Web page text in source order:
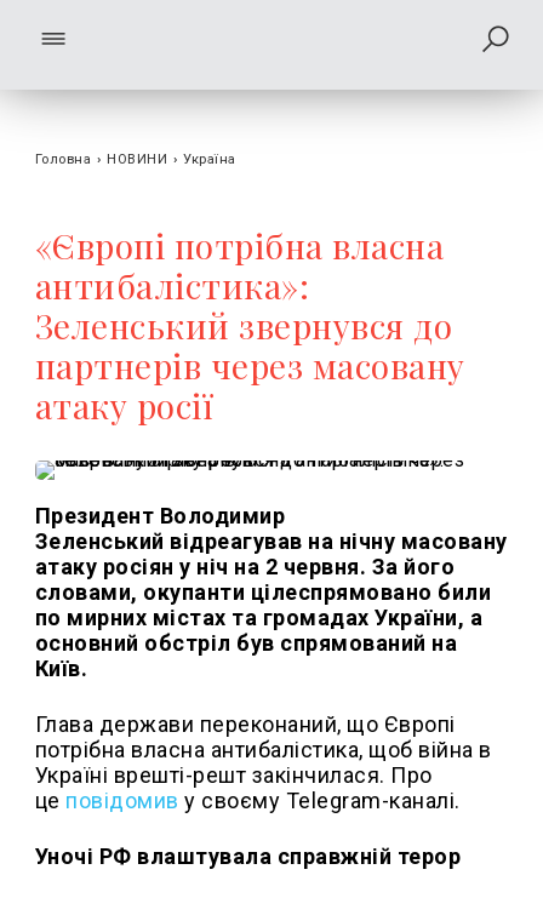
Головна › НОВИНИ › Україна
«Європі потрібна власна
антибалістика»:
Зеленський звернувся до
партнерів через масовану
атаку росії
Президент Володимир
Зеленський відреагував на нічну масовану
атаку росіян у ніч на 2 червня. За його
словами, окупанти цілеспрямовано били
по мирних містах та громадах України, а
основний обстріл був спрямований на
Київ.
Глава держави переконаний, що Європі
потрібна власна антибалістика, щоб війна в
Україні врешті-решт закінчилася. Про
це повідомив у своєму Telegram-каналі.
Уночі РФ влаштувала справжній терор